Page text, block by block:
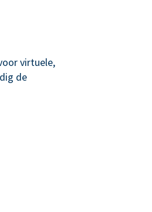
virtuele,
de